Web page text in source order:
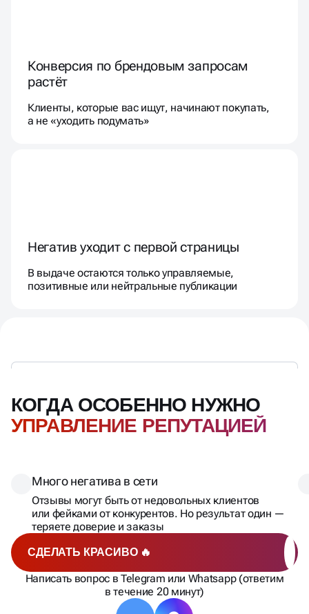
Конверсия по брендовым запросам
растёт
Клиенты, которые вас ищут, начинают покупать,
а не «уходить подумать»
Негатив уходит с первой страницы
В выдаче остаются только управляемые,
позитивные или нейтральные публикации
КОГДА ОСОБЕННО НУЖНО
УПРАВЛЕНИЕ РЕПУТАЦИЕЙ
СДЕЛАТЬ КРАСИВО 🔥
Написать вопрос в Telegram или Whatsapp (ответим
в течение 20 минут)
Много негатива в сети
Отзывы могут быть от недовольных клиентов
или фейками от конкурентов. Но результат один —
теряете доверие и заказы